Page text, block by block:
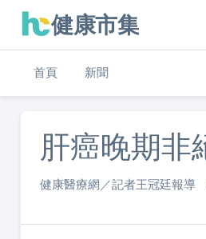
健康市集
首頁 新聞
肝癌晚期
健康醫療網／記者王冠廷報